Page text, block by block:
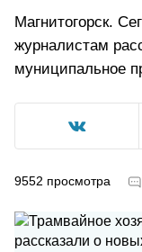
Магнитогорск.
журналистам
муниципальное
9552 просмотра